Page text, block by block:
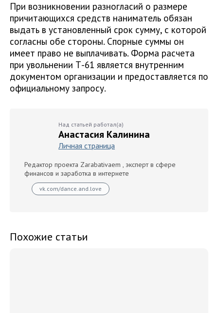
При возникновении разногласий о размере
причитающихся средств наниматель обязан
выдать в установленный срок сумму, с которой
согласны обе стороны. Спорные суммы он
имеет право не выплачивать. Форма расчета
при увольнении Т-61 является внутренним
документом организации и предоставляется по
официальному запросу.
Над статьей работал(а)
Анастасия Калинина
Личная страница
Редактор проекта Zarabativaem , эксперт в сфере
финансов и заработка в интернете
vk.com/dance.and.love
Похожие статьи